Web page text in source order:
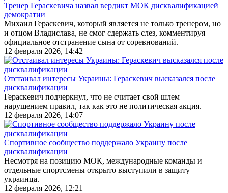
Тренер Гераскевича назвал вердикт МОК дисквалификацией
демократии
Михаил Гераскевич, который является не только тренером, но
и отцом Владислава, не смог сдержать слез, комментируя
официальное отстранение сына от соревнований.
12 февраля 2026, 14:42
Отстаивал интересы Украины: Гераскевич высказался после
дисквалификации
Гераскевич подчеркнул, что не считает свой шлем
нарушением правил, так как это не политическая акция.
12 февраля 2026, 14:07
Спортивное сообщество поддержало Украину после
дисквалификации
Несмотря на позицию МОК, международные команды и
отдельные спортсмены открыто выступили в защиту
украинца.
12 февраля 2026, 12:21